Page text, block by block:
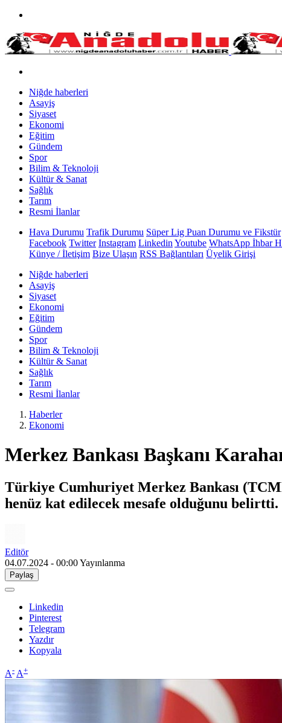
Niğde haberleri
Asayiş
Siyaset
Ekonomi
Eğitim
Gündem
Spor
Bilim & Teknoloji
Kültür & Sanat
Sağlık
Tarım
Resmi İlanlar
Hava Durumu Trafik Durumu Süper Lig Puan Durumu ve Fikstür
Facebook Twitter Instagram Linkedin Youtube WhatsApp İhbar
Künye / İletişim Bize Ulaşın RSS Bağlantıları Üyelik Girişi
Niğde haberleri
Asayiş
Siyaset
Ekonomi
Eğitim
Gündem
Spor
Bilim & Teknoloji
Kültür & Sanat
Sağlık
Tarım
Resmi İlanlar
Haberler
Ekonomi
Merkez Bankası Başkanı
Türkiye Cumhuriyet Merkez Bankası
henüz kat edilecek mesafe olduğunu belirtti.
Editör
04.07.2024 - 00:00Yayınlanma
Paylaş
Linkedin
Pinterest
Telegram
Yazdır
Kopyala
A- A+